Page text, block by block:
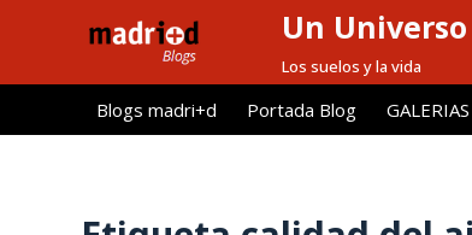
l
Un
Los suelos y la vida
Blogs madri+d Portada Blog